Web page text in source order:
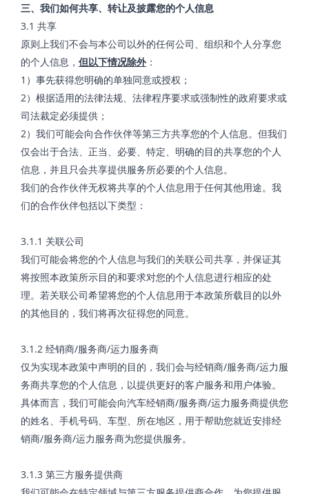
三、我们如何共享、转让及披露您的个人信息
3.1 共享
原则上我们不会与本公司以外的任何公司、组织和个人分享您
的个人信息， 但以下情况除外：
1）事先获得您明确的单独同意或授权；
2）根据适用的法律法规、法律程序要求或强制性的政府要求或
司法裁定必须提供；
2）我们可能会向合作伙伴等第三方共享您的个人信息。但我们
仅会出于合法、正当、必要、特定、明确的目的共享您的个人
信息，并且只会共享提供服务所必要的个人信息。
我们的合作伙伴无权将共享的个人信息用于任何其他用途。我
们的合作伙伴包括以下类型：
3.1.1 关联公司
我们可能会将您的个人信息与我们的关联公司共享，并保证其
将按照本政策所示目的和要求对您的个人信息进行相应的处
理。若关联公司希望将您的个人信息用于本政策所载目的以外
的其他目的，我们将再次征得您的同意。
3.1.2 经销商/服务商/运力服务商
仅为实现本政策中声明的目的，我们会与经销商/服务商/运力服
务商共享您的个人信息，以提供更好的客户服务和用户体验。
具体而言，我们可能会向汽车经销商/服务商/运力服务商提供您
的姓名、手机号码、车型、所在地区，用于帮助您就近安排经
销商/服务商/运力服务商为您提供服务。
3.1.3 第三方服务提供商